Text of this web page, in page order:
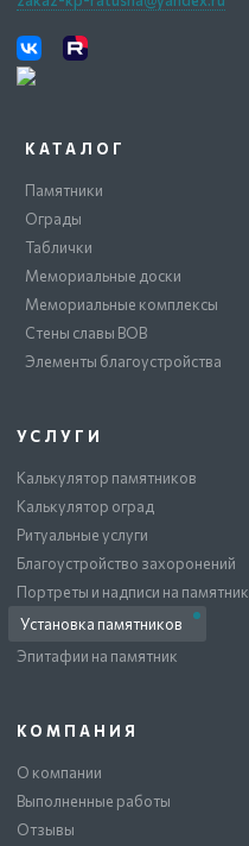
КАТАЛОГ
Памятники
Ограды
Таблички
Мемориальные доски
Мемориальные комплексы
Стены славы ВОВ
Элементы благоустройства
УСЛУГИ
Калькулятор памятников
Калькулятор оград
Ритуальные услуги
Благоустройство захоронений
Портреты и надписи на памятник
Установка памятников
Эпитафии на памятник
КОМПАНИЯ
О компании
Выполненные работы
Отзывы